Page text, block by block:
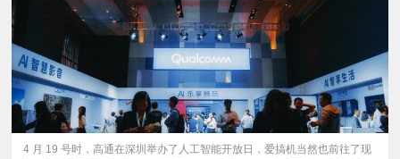
4 月 19 号时，高通在深圳举办了人工智能开放日，爱搞机当然也前往了现